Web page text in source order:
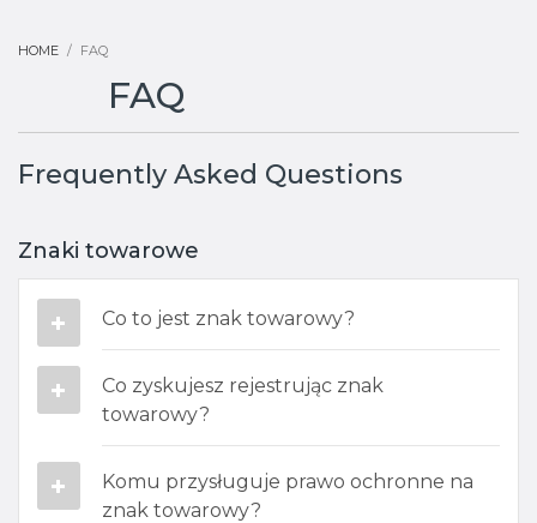
HOME FAQ
FAQ
Frequently Asked Questions
Znaki towarowe
Co to jest znak towarowy?
Co zyskujesz rejestrując znak
towarowy?​
Komu przysługuje prawo ochronne na
znak towarowy?